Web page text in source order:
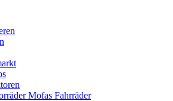
Mofas Fahrräder